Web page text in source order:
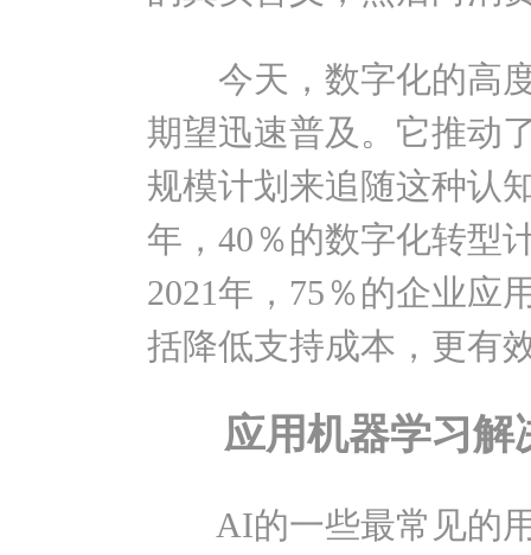
今天，数字化的高度
期望迅速普及。它推动
规模计划来追随这种认
年，40％的数字化转型
2021年，75％的企业应
括降低支持成本，更有
应用机器学习解
AI的一些最常见的用